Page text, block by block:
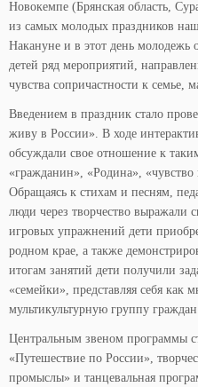
Новокемпе (Брянская область,
из самых молодых праздников
Накануне и в этот день молодежь
детей ряд мероприятий,
чувства сопричастности к семье,
Введением в праздник стало
живу в России». В ходе
обсуждали свое отношение к
«гражданин», «Родина», «чувство
Обращаясь к стихам и песням,
люди через творчество выражали
игровых упражнений дети
родном крае, а также
итогам занятий дети получили
«семейки», представляя себя как
мультикультурную группу
Центральным звеном программы
«Путешествие по России»,
промыслы» и танцевальная